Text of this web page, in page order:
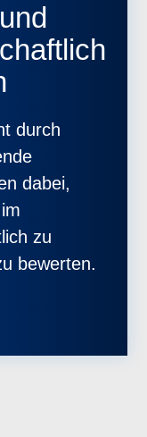
durch
dabei,
zu
bewerten.